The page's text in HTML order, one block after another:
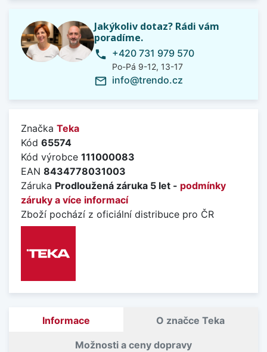
Jakýkoliv dotaz? Rádi vám
poradíme.
phone +420 731 979 570
Po-Pá 9-12, 13-17
mail_outline info@trendo.cz
Značka Teka
Kód 65574
Kód výrobce 111000083
EAN 8434778031003
Záruka Prodloužená záruka 5 let - podmínky
záruky a více informací
Zboží pochází z oficiální distribuce pro ČR
Informace O značce Teka
Možnosti a ceny dopravy